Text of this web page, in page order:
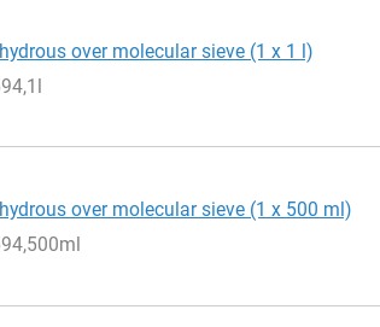
over molecular sieve (1 x 1 l)
over molecular sieve (1 x 500 ml)